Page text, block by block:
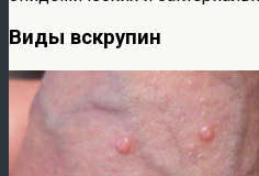
Виды вскрупин